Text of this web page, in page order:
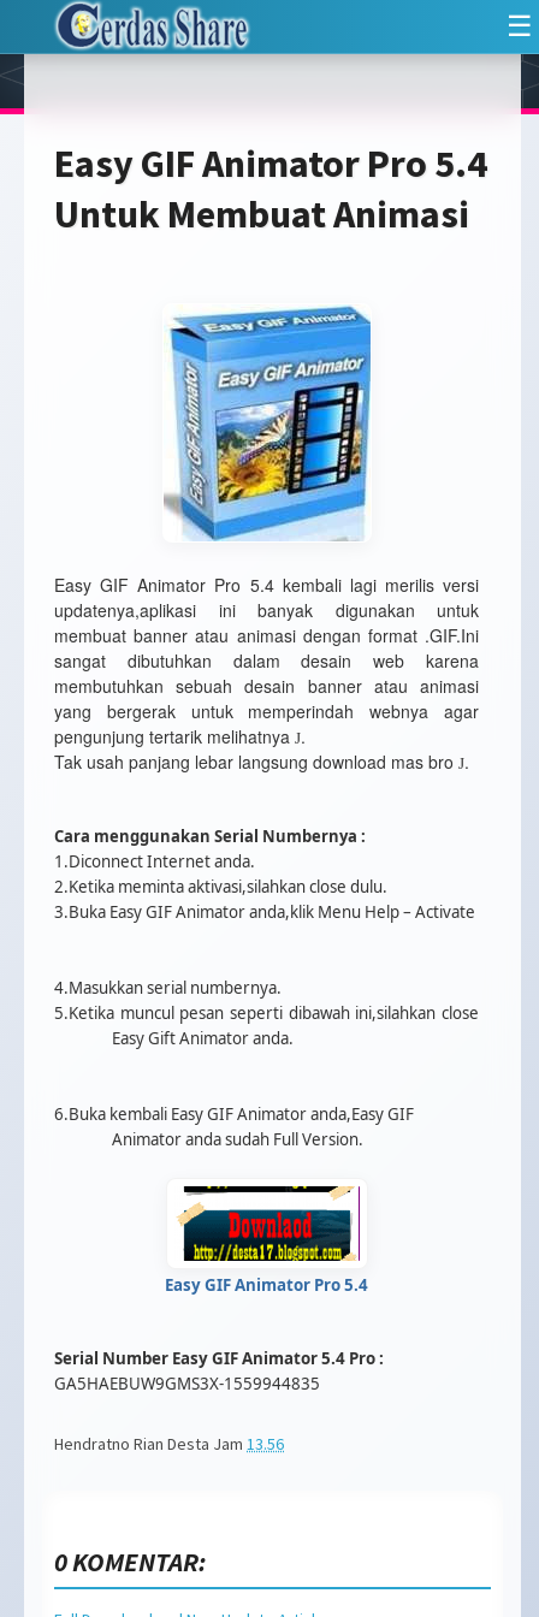
☰
Easy GIF Animator Pro 5.4
Untuk Membuat Animasi
Easy GIF Animator Pro 5.4 kembali lagi merilis versi
updatenya,aplikasi ini banyak digunakan untuk
membuat banner atau animasi dengan format .GIF.Ini
sangat dibutuhkan dalam desain web karena
membutuhkan sebuah desain banner atau animasi
yang bergerak untuk memperindah webnya agar
pengunjung tertarik melihatnya J.
Tak usah panjang lebar langsung download mas bro J.
Cara menggunakan Serial Numbernya :
1.Diconnect Internet anda.
2.Ketika meminta aktivasi,silahkan close dulu.
3.Buka Easy GIF Animator anda,klik Menu Help – Activate
4.Masukkan serial numbernya.
5.Ketika muncul pesan seperti dibawah ini,silahkan close
Easy Gift Animator anda.
6.Buka kembali Easy GIF Animator anda,Easy GIF
Animator anda sudah Full Version.
Easy GIF Animator Pro 5.4
Serial Number Easy GIF Animator 5.4 Pro :
GA5HAEBUW9GMS3X-1559944835
Hendratno Rian Desta Jam 13.56
0 KOMENTAR: